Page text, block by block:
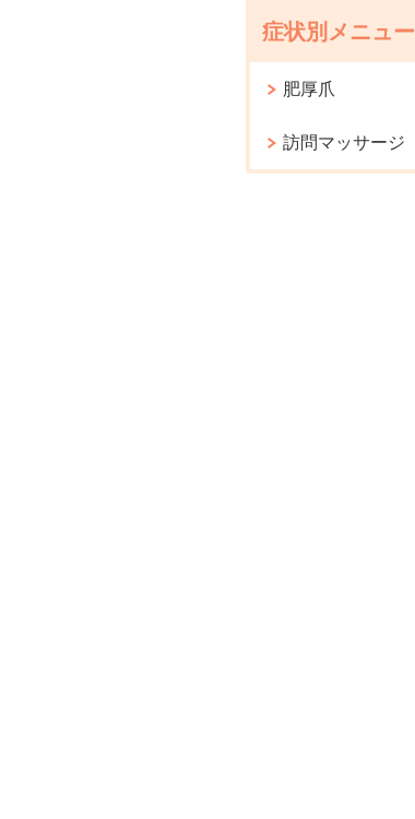
症状別メニュー
肥厚爪
訪問マッサージ